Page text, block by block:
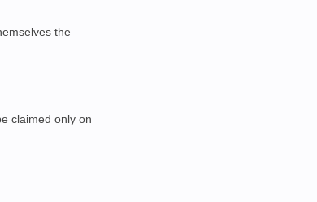
the
claimed only on